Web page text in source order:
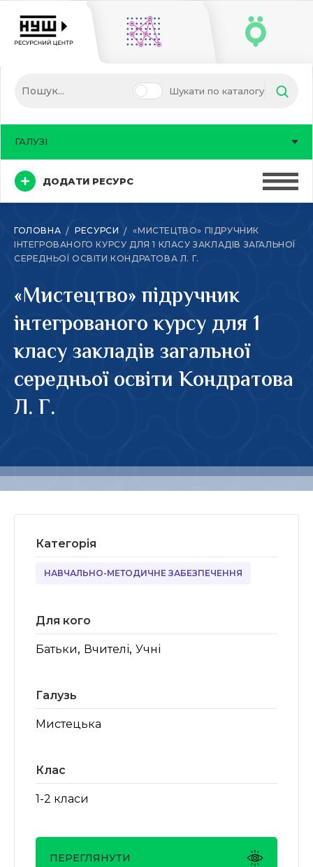
Шукати по каталогу
ДОДАТИ РЕСУРС
ГАЛУЗІ
ГОЛОВНА РЕСУРСИ
«МИСТЕЦТВО» ПІДРУЧНИК
ІНТЕГРОВАНОГО КУРСУ ДЛЯ 1 КЛАСУ ЗАКЛАДІВ ЗАГАЛЬНОЇ
СЕРЕДНЬОЇ ОСВІТИ КОНДРАТОВА Л. Г.
«Мистецтво» підручник
інтегрованого курсу для 1
класу закладів загальної
середньої освіти Кондратова
Л. Г.
Категорія
НАВЧАЛЬНО-МЕТОДИЧНЕ ЗАБЕЗПЕЧЕННЯ
Для кого
Батьки, Вчителі, Учні
Галузь
Мистецька
Клас
1-2 класи
ПЕРЕГЛЯНУТИ